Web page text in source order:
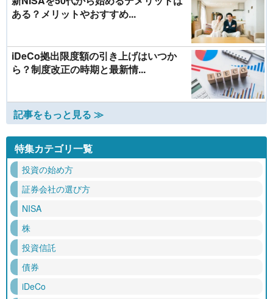
ある？メリットやおすすめ...
iDeCo拠出限度額の引き上げはいつか
ら？制度改正の時期と最新情...
記事をもっと見る ≫
特集カテゴリ一覧
投資の始め方
証券会社の選び方
NISA
株
投資信託
債券
iDeCo